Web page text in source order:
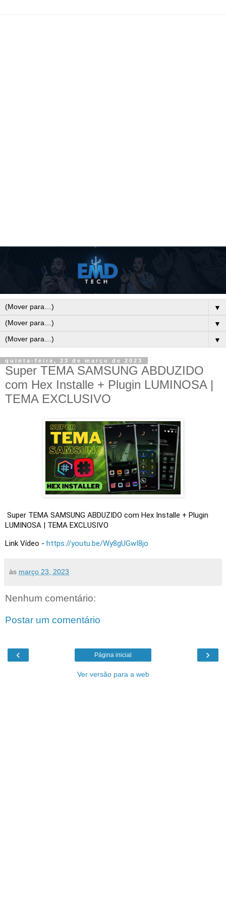
▼
▼
▼
quinta-feira, 23 de março de 2023
Super TEMA SAMSUNG ABDUZIDO
com Hex Installe + Plugin LUMINOSA |
TEMA EXCLUSIVO
Super TEMA SAMSUNG ABDUZIDO com Hex Installe + Plugin
LUMINOSA | TEMA EXCLUSIVO
Link Vídeo - https://youtu.be/Wy8gUGwI8jo
às março 23, 2023
Nenhum comentário:
Postar um comentário
‹ ›
Página inicial
Ver versão para a web